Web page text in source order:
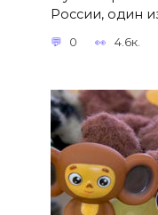
России, один
0 4.6к.